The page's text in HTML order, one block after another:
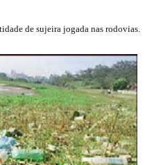
de sujeira jogada nas rodovias.